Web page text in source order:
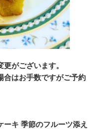
がございます。
合はお手数ですがご予約
キ 季節のフルーツ添え